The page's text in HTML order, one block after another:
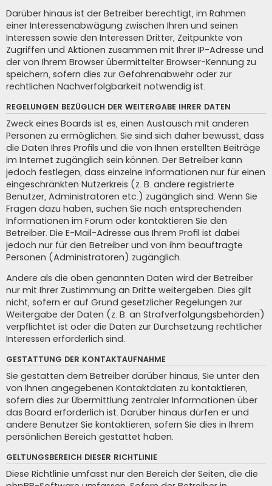
Darüber hinaus ist der Betreiber berechtigt, im Rahmen
einer Interessenabwägung zwischen Ihren und seinen
Interessen sowie den Interessen Dritter, Zeitpunkte von
Zugriffen und Aktionen zusammen mit Ihrer IP-Adresse und
der von Ihrem Browser übermittelter Browser-Kennung zu
speichern, sofern dies zur Gefahrenabwehr oder zur
rechtlichen Nachverfolgbarkeit notwendig ist.
REGELUNGEN BEZÜGLICH DER WEITERGABE IHRER DATEN
Zweck eines Boards ist es, einen Austausch mit anderen
Personen zu ermöglichen. Sie sind sich daher bewusst, dass
die Daten Ihres Profils und die von Ihnen erstellten Beiträge
im Internet zugänglich sein können. Der Betreiber kann
jedoch festlegen, dass einzelne Informationen nur für einen
eingeschränkten Nutzerkreis (z. B. andere registrierte
Benutzer, Administratoren etc.) zugänglich sind. Wenn Sie
Fragen dazu haben, suchen Sie nach entsprechenden
Informationen im Forum oder kontaktieren Sie den
Betreiber. Die E-Mail-Adresse aus Ihrem Profil ist dabei
jedoch nur für den Betreiber und von ihm beauftragte
Personen (Administratoren) zugänglich.
Andere als die oben genannten Daten wird der Betreiber
nur mit Ihrer Zustimmung an Dritte weitergeben. Dies gilt
nicht, sofern er auf Grund gesetzlicher Regelungen zur
Weitergabe der Daten (z. B. an Strafverfolgungsbehörden)
verpflichtet ist oder die Daten zur Durchsetzung rechtlicher
Interessen erforderlich sind.
GESTATTUNG DER KONTAKTAUFNAHME
Sie gestatten dem Betreiber darüber hinaus, Sie unter den
von Ihnen angegebenen Kontaktdaten zu kontaktieren,
sofern dies zur Übermittlung zentraler Informationen über
das Board erforderlich ist. Darüber hinaus dürfen er und
andere Benutzer Sie kontaktieren, sofern Sie dies in Ihrem
persönlichen Bereich gestattet haben.
GELTUNGSBEREICH DIESER RICHTLINIE
Diese Richtlinie umfasst nur den Bereich der Seiten, die die